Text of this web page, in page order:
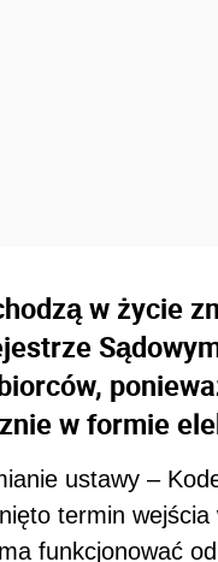
w życie
w formie
ustawy –
termin
ma funkcjonować